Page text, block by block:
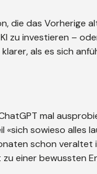
die das Vorherige
zu investieren –
als es sich
mal
sowieso alles
schon veraltet
einer bewussten